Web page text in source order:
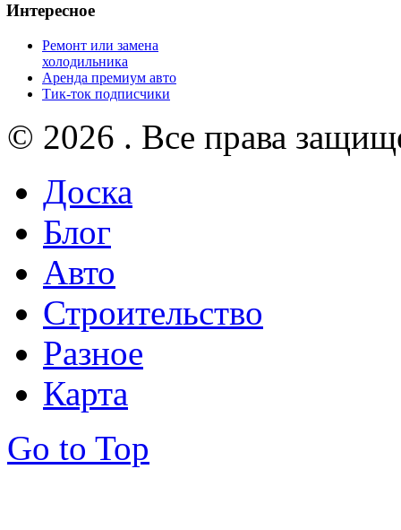
Интересное
Ремонт или замена
холодильника
Аренда премиум авто
Тик-ток подписчики
© 2026 . Все права
Доска
Блог
Авто
Строительство
Разное
Карта
Go to Top